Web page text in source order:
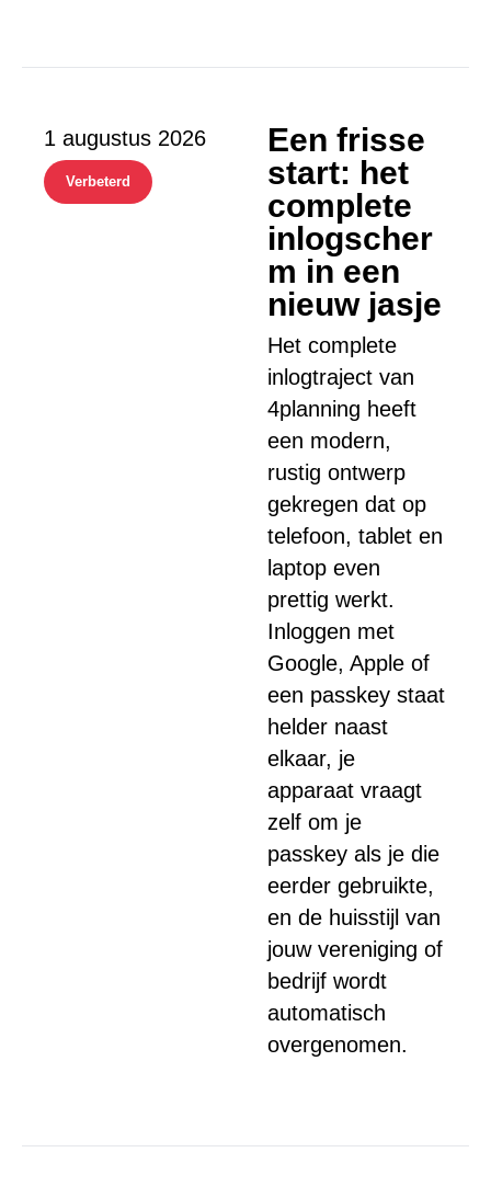
1 augustus 2026
Verbeterd
Een frisse
start: het
complete
inlogscher
m in een
nieuw jasje
Het complete
inlogtraject van
4planning heeft
een modern,
rustig ontwerp
gekregen dat op
telefoon, tablet en
laptop even
prettig werkt.
Inloggen met
Google, Apple of
een passkey staat
helder naast
elkaar, je
apparaat vraagt
zelf om je
passkey als je die
eerder gebruikte,
en de huisstijl van
jouw vereniging of
bedrijf wordt
automatisch
overgenomen.